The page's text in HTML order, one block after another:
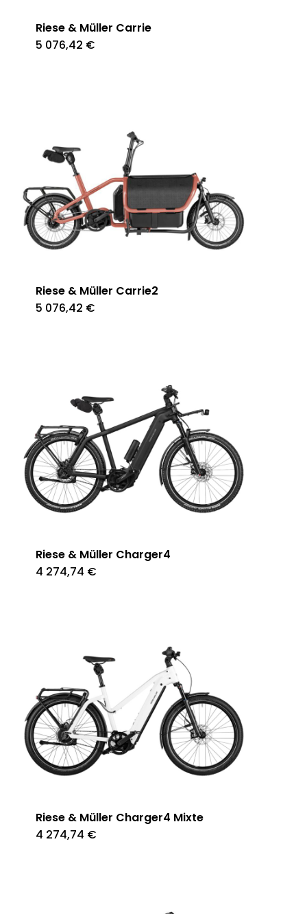
Riese & Müller Carrie
5 076,42 €
Riese & Müller Carrie2
5 076,42 €
Riese & Müller Charger4
4 274,74 €
Riese & Müller Charger4 Mixte
4 274,74 €